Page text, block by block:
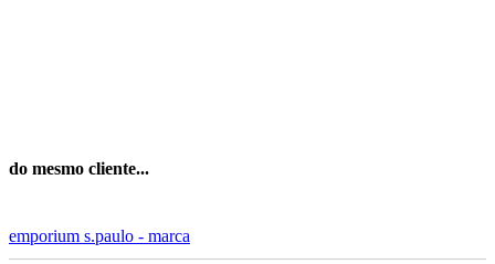
do mesmo cliente...
emporium s.paulo - marca